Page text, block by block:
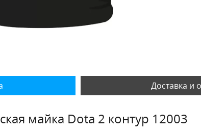
Доставка и
майка Dota 2 контур 12003